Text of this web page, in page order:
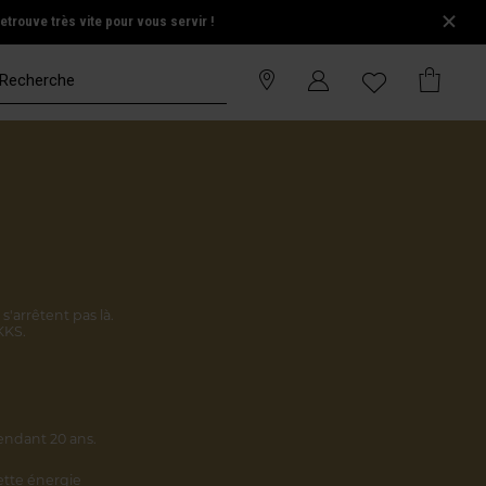
très vite pour vous servir !
pas là.
20 ans.
énergie